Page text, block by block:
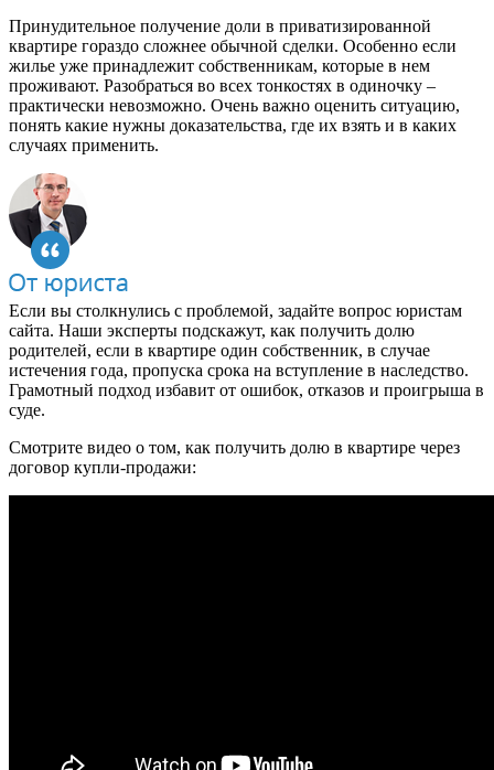
Принудительное получение доли в приватизированной
квартире гораздо сложнее обычной сделки. Особенно если
жилье уже принадлежит собственникам, которые в нем
проживают. Разобраться во всех тонкостях в одиночку –
практически невозможно. Очень важно оценить ситуацию,
понять какие нужны доказательства, где их взять и в каких
случаях применить.
Если вы столкнулись с проблемой, задайте вопрос юристам
сайта. Наши эксперты подскажут, как получить долю
родителей, если в квартире один собственник, в случае
истечения года, пропуска срока на вступление в наследство.
Грамотный подход избавит от ошибок, отказов и проигрыша в
суде.
Смотрите видео о том, как получить долю в квартире через
договор купли-продажи: